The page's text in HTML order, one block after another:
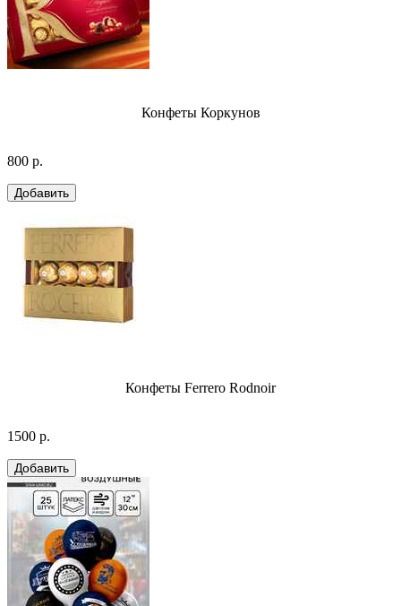
Конфеты Коркунов
800 р.
Конфеты Ferrero Rodnoir
1500 р.